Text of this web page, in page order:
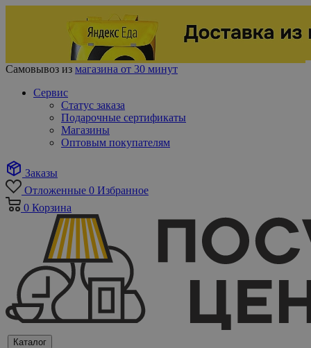
Самовывоз из магазина от 30 минут
Сервис
Статус заказа
Подарочные сертификаты
Магазины
Оптовым покупателям
Заказы
Отложенные 0 Избранное
0 Корзина
Каталог